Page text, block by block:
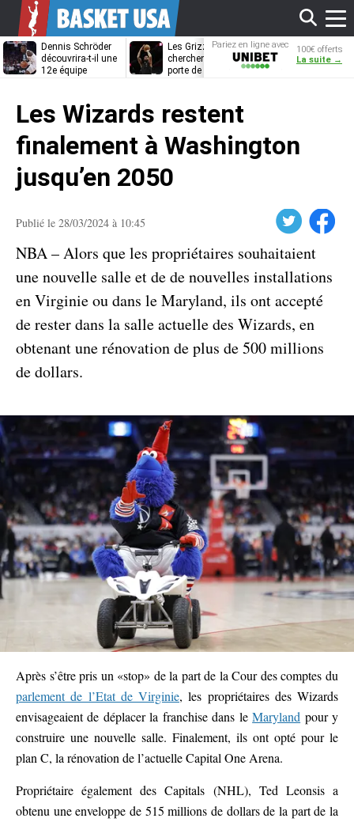
Dennis Schröder
découvrira-t-il une
12e équipe
Les Grizzlies
cherchent déjà une
porte de sortie
Dwane Casey
bientôt coach
Pariez en ligne avec
Unibet
100€ offerts
La suite →
Les Wizards restent
finalement à Washington
jusqu’en 2050
Publié le 28/03/2024 à 10:45 Facebook
NBA – Alors que les propriétaires souhaitaient
une nouvelle salle et de de nouvelles installations
en Virginie ou dans le Maryland, ils ont accepté
de rester dans la salle actuelle des Wizards, en
obtenant une rénovation de plus de 500 millions
de dollars.
Après s’être pris un «stop» de la part de la Cour des comptes du
parlement de l’Etat de Virginie, les propriétaires des Wizards
envisageaient de déplacer la franchise dans leMaryland pour y
construire une nouvelle salle. Finalement, ils ont opté pour le
plan C, la rénovation de l’actuelle Capital One Arena.
Propriétaire également des Capitals (NHL), Ted Leonsis a
obtenu une enveloppe de 515 millions de dollars de la part de la